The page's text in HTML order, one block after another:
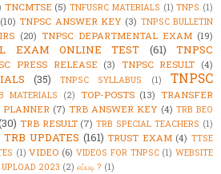
TNCMTSE (5) TNFUSRC MATERIALS (1) TNPS (1)
(10) TNPSC ANSWER KEY (3) TNPSC BULLETIN
(20) TNPSC DEPARTMENTAL EXAM (19)
EXAM ONLINE TEST (61)
TNPSC
PRESS RELEASE (3) TNPSC RESULT (4)
(35) TNPSC SYLLABUS (1)
TNPSC
MATERIALS (2) TOP-POSTS (13) TRANSFER
(7) TRB ANSWER KEY (4) TRB BEO
TRB RESULT (7) TRB SPECIAL TEACHERS (1)
TRB UPDATES (161) TRUST EXAM (4) TTSE
(1) VIDEO (6) VIDEOS FOR TNPSC (1) WEBSITE
2023 (2) எப்படி ? (1)